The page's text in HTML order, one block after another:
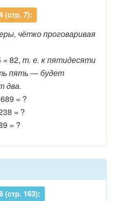
(стр. 7):
чётко проговаривая
= 82, т. е. к пятидесяти
пять — будет
два.
= ?
= ?
= ?
(стр. 163):